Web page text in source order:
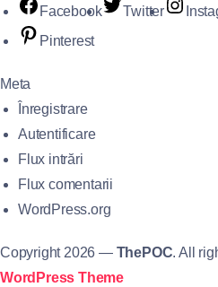
Facebook Twitter
Pinterest
Meta
Înregistrare
Autentificare
Flux intrări
Flux comentarii
WordPress.org
Copyright 2026 — ThePOC. All
WordPress Theme